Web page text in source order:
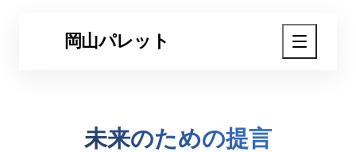
岡山パレット
未来のための提言